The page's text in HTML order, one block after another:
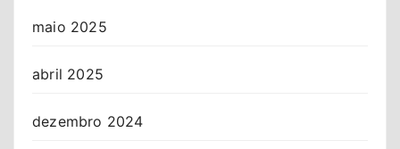
maio 2025
abril 2025
dezembro 2024